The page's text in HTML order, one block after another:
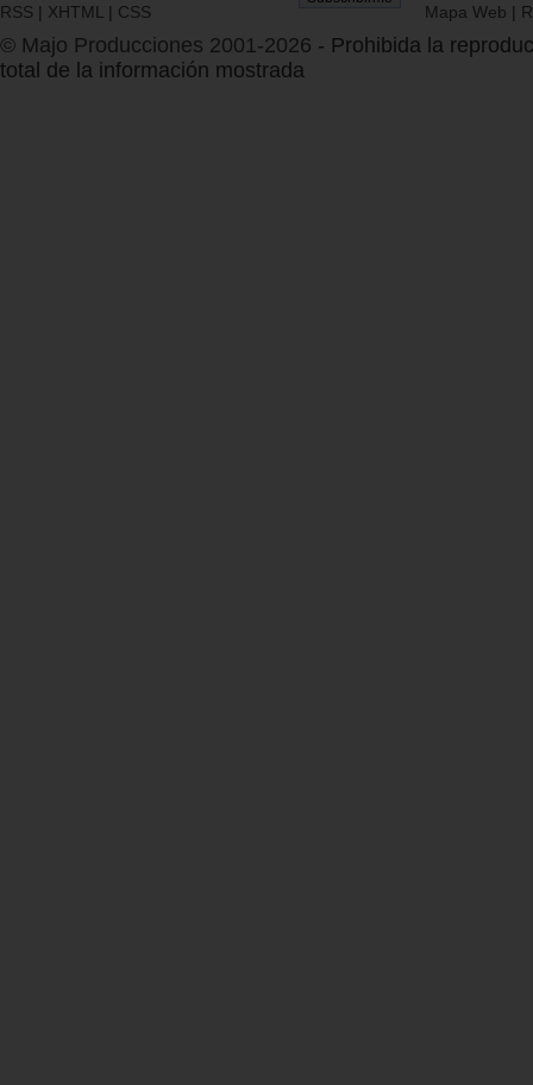
RSS | XHTML | CSS Mapa Web |
© Majo Producciones 2001-2026 - Prohibida la
total de la información mostrada